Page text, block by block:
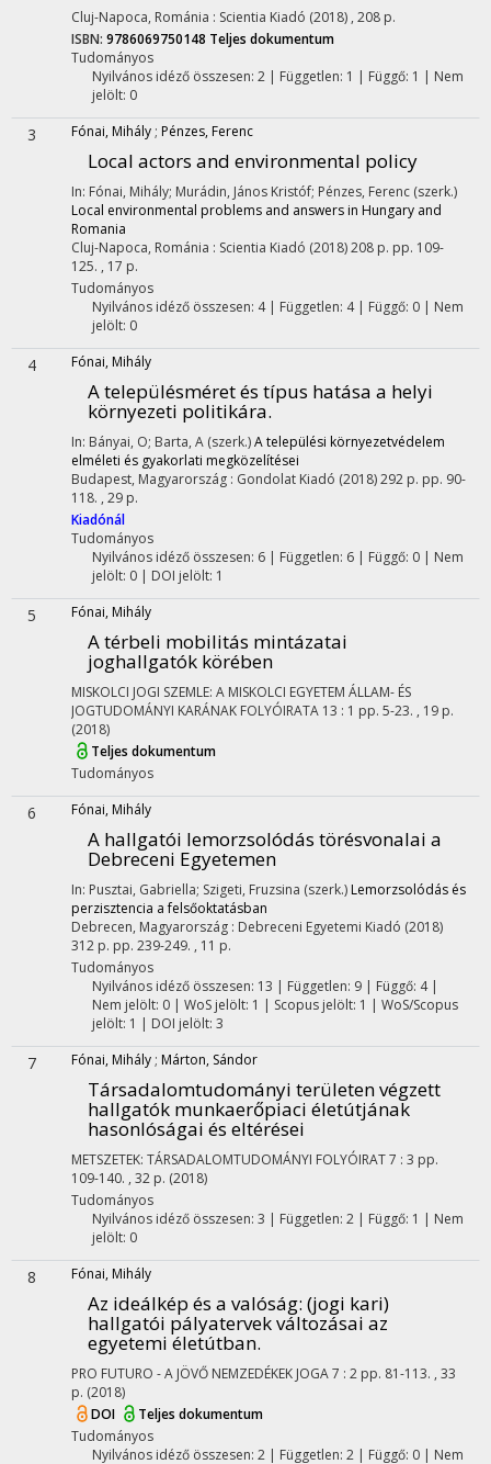
Cluj-Napoca, Románia : Scientia Kiadó (2018) , 208 p.
ISBN: 9786069750148 Teljes dokumentum
Tudományos
Nyilvános idéző összesen: 2| Független: 1 | Függő: 1 | Nem
jelölt: 0
3 Fónai, Mihály ; Pénzes, Ferenc
Local actors and environmental policy
In: Fónai, Mihály; Murádin, János Kristóf; Pénzes, Ferenc (szerk.)
Local environmental problems and answers in Hungary and
Romania
Cluj-Napoca, Románia : Scientia Kiadó (2018)208 p. pp. 109-
125. , 17 p.
Tudományos
Nyilvános idéző összesen: 4| Független: 4 | Függő: 0 | Nem
jelölt: 0
4 Fónai, Mihály
A településméret és típus hatása a helyi
környezeti politikára.
In: Bányai, O; Barta, A (szerk.)A települési környezetvédelem
elméleti és gyakorlati megközelítései
Budapest, Magyarország : Gondolat Kiadó (2018)292 p. pp. 90-
118. , 29 p.
Kiadónál
Tudományos
Nyilvános idéző összesen: 6| Független: 6 | Függő: 0 | Nem
jelölt: 0 | DOI jelölt: 1
5 Fónai, Mihály
A térbeli mobilitás mintázatai
joghallgatók körében
MISKOLCI JOGI SZEMLE: A MISKOLCI EGYETEM ÁLLAM- ÉS
JOGTUDOMÁNYI KARÁNAK FOLYÓIRATA 13 : 1 pp. 5-23. , 19 p.
(2018)
Teljes dokumentum
Tudományos
6 Fónai, Mihály
A hallgatói lemorzsolódás törésvonalai a
Debreceni Egyetemen
In: Pusztai, Gabriella; Szigeti, Fruzsina (szerk.) Lemorzsolódás és
perzisztencia a felsőoktatásban
Debrecen, Magyarország : Debreceni Egyetemi Kiadó (2018)
312 p. pp. 239-249. , 11 p.
Tudományos
Nyilvános idéző összesen: 13 | Független: 9 | Függő: 4 |
Nem jelölt: 0 | WoS jelölt: 1 | Scopus jelölt: 1 | WoS/Scopus
jelölt: 1 | DOI jelölt: 3
7 Fónai, Mihály ; Márton, Sándor
Társadalomtudományi területen végzett
hallgatók munkaerőpiaci életútjának
hasonlóságai és eltérései
METSZETEK: TÁRSADALOMTUDOMÁNYI FOLYÓIRAT7 : 3 pp.
109-140. , 32 p. (2018)
Tudományos
Nyilvános idéző összesen: 3 | Független: 2 | Függő: 1 | Nem
jelölt: 0
8 Fónai, Mihály
Az ideálkép és a valóság: (jogi kari)
hallgatói pályatervek változásai az
egyetemi életútban.
PRO FUTURO - A JÖVŐ NEMZEDÉKEK JOGA7 : 2 pp. 81-113. , 33
p. (2018)
DOI
Teljes dokumentum
Tudományos
Nyilvános idéző összesen: 2| Független: 2 | Függő: 0 | Nem